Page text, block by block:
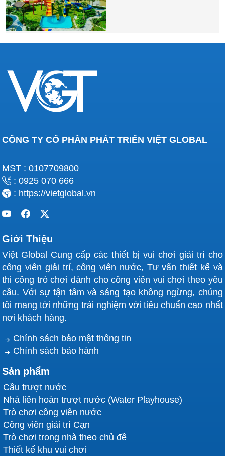
CÔNG TY CỔ PHẦN PHÁT TRIỂN VIỆT GLOBAL
MST : 0107709800
: 0925 070 666
: https://vietglobal.vn
Giới Thiệu
Việt Global Cung cấp các thiết bị vui chơi giải trí cho
công viên giải trí, công viên nước, Tư vấn thiết kế và
thi công trò chơi dành cho công viên vui chơi theo yêu
cầu. Với sự tận tâm và sáng tạo không ngừng, chúng
tôi mang tới những trải nghiệm với tiêu chuẩn cao nhất
nơi khách hàng.
Chính sách bảo mật thông tin
Chính sách bảo hành
Sản phẩm
Cầu trượt nước
Nhà liên hoàn trượt nước (Water Playhouse)
Trò chơi công viên nước
Công viên giải trí Cạn
Trò chơi trong nhà theo chủ đề
Thiết kế khu vui chơi